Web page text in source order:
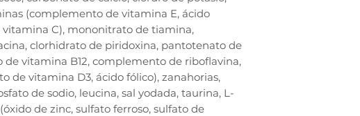
(complemento de vitamina E, ácido
vitamina C), mononitrato de tiamina,
clorhidrato de piridoxina, pantotenato de
de vitamina B12, complemento de riboflavina,
de vitamina D3, ácido fólico), zanahorias,
de sodio, leucina, sal yodada, taurina, L-
de zinc, sulfato ferroso, sulfato de